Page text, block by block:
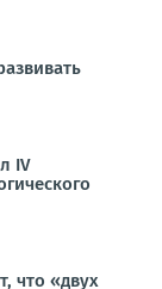
IV
что «двух